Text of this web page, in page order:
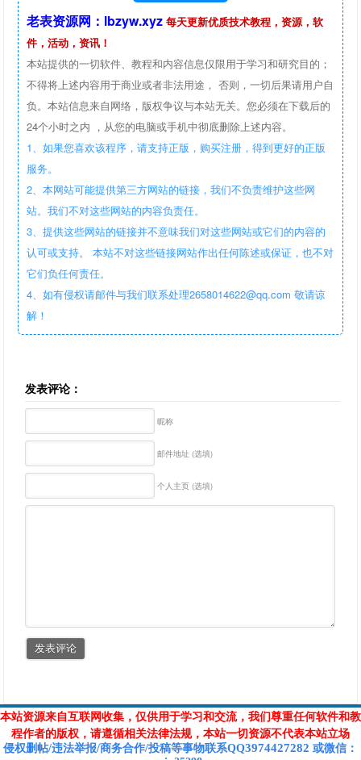
老表资源网：lbzyw.xyz 每天更新优质技术教程，资源，软
件，活动，资讯！
本站提供的一切软件、教程和内容信息仅限用于学习和研究目的；
不得将上述内容用于商业或者非法用途， 否则，一切后果请用户自
负。本站信息来自网络，版权争议与本站无关。您必须在下载后的
24个小时之内 ，从您的电脑或手机中彻底删除上述内容。
1、如果您喜欢该程序，请支持正版，购买注册，得到更好的正版
服务。
2、本网站可能提供第三方网站的链接，我们不负责维护这些网
站。我们不对这些网站的内容负责任。
3、提供这些网站的链接并不意味我们对这些网站或它们的内容的
认可或支持。 本站不对这些链接网站作出任何陈述或保证，也不对
它们负任何责任。
4、如有侵权请邮件与我们联系处理2658014622@qq.com 敬请谅
解！
发表评论：
昵称
邮件地址 (选填)
个人主页 (选填)
本站资源来自互联网收集，仅供用于学习和交流，我们尊重任何软件和教
程作者的版权，请遵循相关法律法规，本站一切资源不代表本站立场
侵权删帖/违法举报/商务合作/投稿等事物联系QQ3974427282 或微信 ：